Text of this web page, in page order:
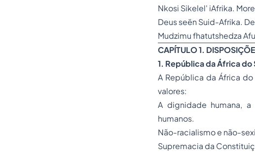
Nkosi Sikelel' iAfrika.
Deus seën Suid-Afrika.
Mudzimu fhatutshedza
CAPÍTULO 1.
1. República da África do
A República da África
valores:
A dignidade humana,
humanos.
Não-racialismo e não-
Supremacia da